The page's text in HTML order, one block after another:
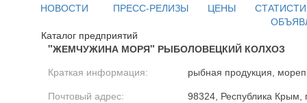
НОВОСТИ ПРЕСС-РЕЛИЗЫ ЦЕНЫ
Каталог предприятий
"ЖЕМЧУЖИНА МОРЯ" РЫБОЛОВЕЦКИЙ КОЛХОЗ
Краткая информация: рыбная продукция,
Почтовый адрес:
98324, Республика Крым,